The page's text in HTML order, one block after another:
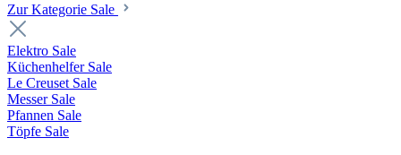
Zur Kategorie Sale
Elektro Sale
Küchenhelfer Sale
Le Creuset Sale
Messer Sale
Pfannen Sale
Töpfe Sale